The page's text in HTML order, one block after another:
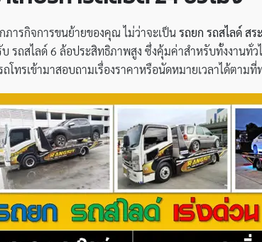
ารกิจการขนย้ายของคุณ ไม่ว่าจะเป็นรถยก รถสไลด์ สร
ถสไลด์ 6 ล้อประสิทธิภาพสูง ซึ่งคุ้มค่าสำหรับทั้งงานทั่ว
รเข้ามาสอบถามเรื่องราคาหรือนัดหมายเวลาได้ตามที่